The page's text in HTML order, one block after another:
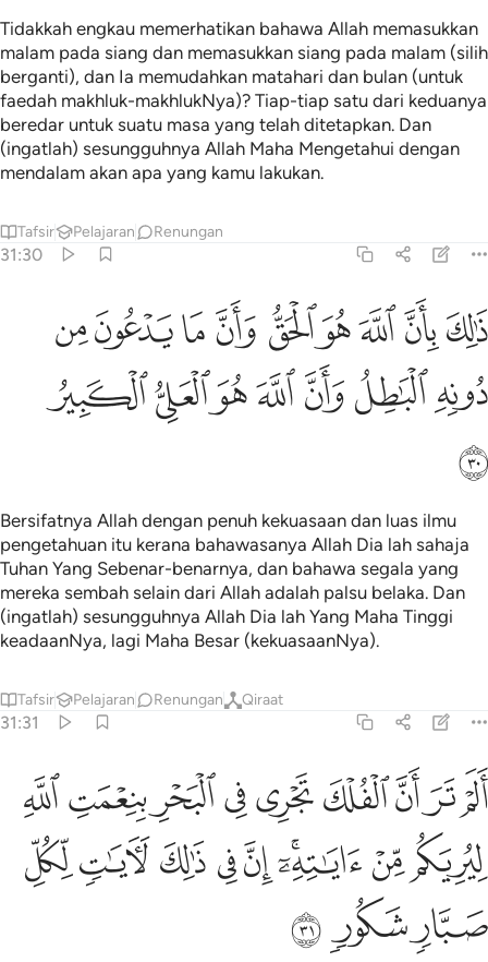
Tidakkah engkau memerhatikan bahawa Allah memasukkan
malam pada siang dan memasukkan siang pada malam (silih
berganti), dan Ia memudahkan matahari dan bulan (untuk
faedah makhluk-makhlukNya)? Tiap-tiap satu dari keduanya
beredar untuk suatu masa yang telah ditetapkan. Dan
(ingatlah) sesungguhnya Allah Maha Mengetahui dengan
mendalam akan apa yang kamu lakukan.
Tafsir Pelajaran Renungan
31:30
ذالك بان الله هو الحق وان ما يدعون من دونه الباطل وان الله هو العلي
ذَٰلِكَ بِأَنَّ ٱللَّهَ هُوَ ٱلْحَقُّ وَأَنَّ مَا يَدْعُونَ مِن دُونِهِ ٱلْبَـٰطِلُ وَأَنَّ
ﱜﱝﱞﱟﱠ ﱡﱢﱣﱤ
ﱥﱦﱧﱨﱩﱪﱫ
ﱬ
Bersifatnya Allah dengan penuh kekuasaan dan luas ilmu
pengetahuan itu kerana bahawasanya Allah Dia lah sahaja
Tuhan Yang Sebenar-benarnya, dan bahawa segala yang
mereka sembah selain dari Allah adalah palsu belaka. Dan
(ingatlah) sesungguhnya Allah Dia lah Yang Maha Tinggi
keadaanNya, lagi Maha Besar (kekuasaanNya).
Tafsir Pelajaran Renungan Qiraat
31:31
الم تر ان الفلك تجري في البحر بنعمت الله ليريكم من اياته ان في
أَلَمْ تَرَ أَنَّ ٱلْفُلْكَ تَجْرِى فِى ٱلْبَحْرِ بِنِعْمَتِ ٱللَّهِ لِيُرِيَكُم مِّنْ
ﱭﱮﱯﱰﱱﱲﱳﱴﱵ
ﱶﱷﱸﱹﱺﱻﱼﱽﱾ
ﱿﲀﲁ